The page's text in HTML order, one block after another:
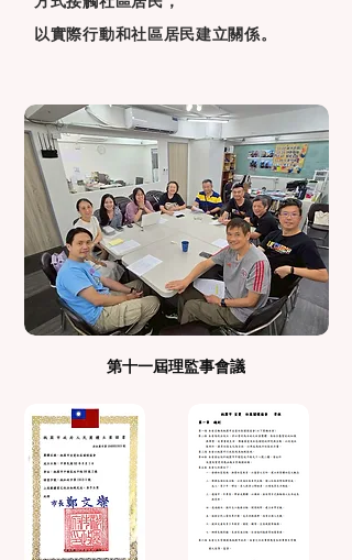
以實際行動和社區居民建立關係。
第十一屆理監事會議